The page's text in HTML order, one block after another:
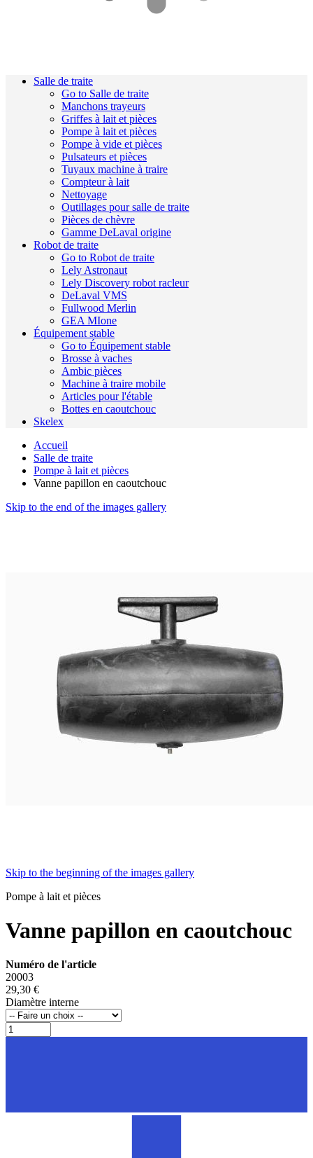
Salle de traite
Go to Salle de traite
Manchons trayeurs
Griffes à lait et pièces
Pompe à lait et pièces
Pompe à vide et pièces
Pulsateurs et pièces
Tuyaux machine à traire
Compteur à lait
Nettoyage
Outillages pour salle de traite
Pièces de chèvre
Gamme DeLaval origine
Robot de traite
Go to Robot de traite
Lely Astronaut
Lely Discovery robot racleur
DeLaval VMS
Fullwood Merlin
GEA MIone
Équipement stable
Go to Équipement stable
Brosse à vaches
Ambic pièces
Machine à traire mobile
Articles pour l'étable
Bottes en caoutchouc
Skelex
Accueil
Salle de traite
Pompe à lait et pièces
Vanne papillon en caoutchouc
Skip to the end of the images gallery
Skip to the beginning of the images gallery
Pompe à lait et pièces
Vanne papillon en caoutchouc
Numéro de l'article
20003
29,30 €
Diamètre interne